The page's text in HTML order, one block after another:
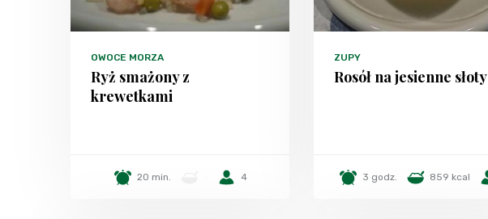
OWOCE MORZA
Ryż smażony z
krewetkami
20 min. 4
ZUPY
Rosół na jesienne słoty
3 godz. 859 kcal